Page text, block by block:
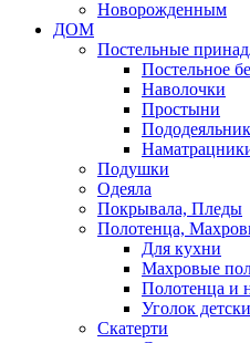
Новорожденным
ДОМ
Постельные
Постельное
Наволочки
Простыни
Подушки
Одеяла
Покрывала, Пледы
Полотенца,
Для кухни
Махровые
Полотенца и
Уголок
Скатерти